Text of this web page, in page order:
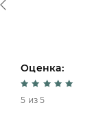
Оценка:
5 из 5